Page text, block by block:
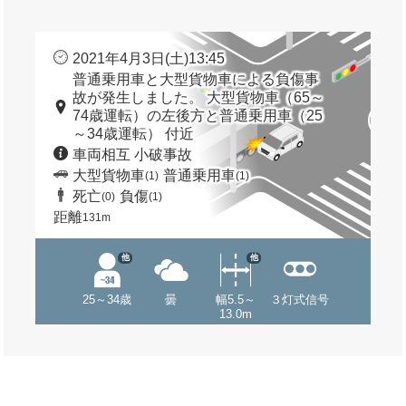
2021年4月3日(土)13:45
普通乗用車と大型貨物車による負傷事
故が発生しました。 大型貨物車（65～
74歳運転）の左後方と普通乗用車（25
～34歳運転） 付近
車両相互 小破事故
大型貨物車(1) 普通乗用車(1)
死亡(0) 負傷(1)
距離131m
25～34歳
他
曇
幅5.5～
13.0m
他
３灯式信号